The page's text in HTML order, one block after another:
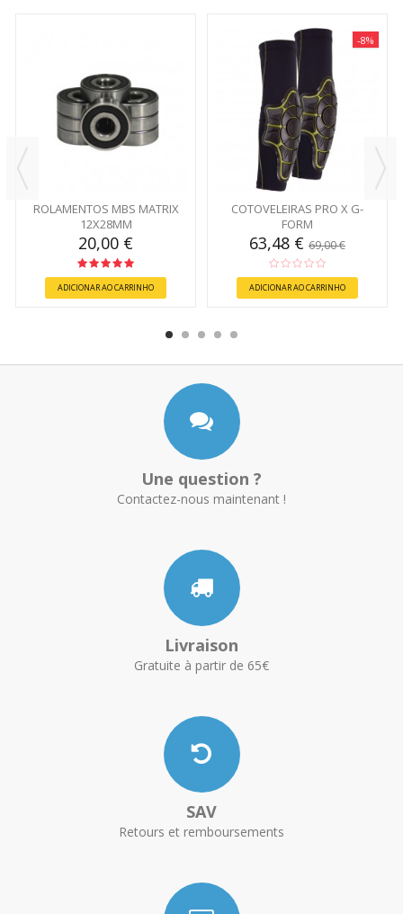
ROLAMENTOS MBS MATRIX
12X28MM
20,00 €
ADICIONAR AO CARRINHO
-8%
COTOVELEIRAS PRO X G-
FORM
63,48 € 69,00 €
ADICIONAR AO CARRINHO
Une question ?
Contactez-nous maintenant !
Livraison
Gratuite à partir de 65€
SAV
Retours et remboursements